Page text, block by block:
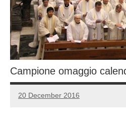
Campione omaggio
20 December 2016
Luca
No